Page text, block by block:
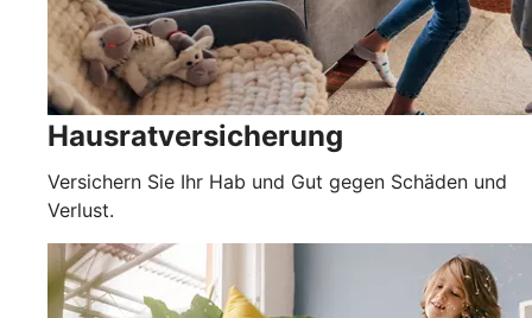
Hausratversicherung
Versichern Sie Ihr Hab und Gut gegen Schäden und
Verlust.